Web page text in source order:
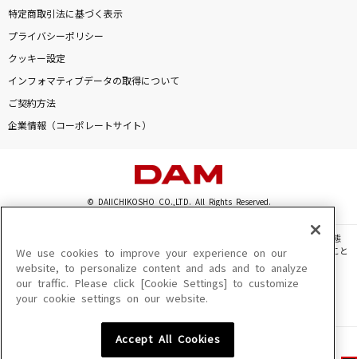
特定商取引法に基づく表示
プライバシーポリシー
クッキー設定
インフォマティブデータの取得について
ご契約方法
企業情報（コーポレートサイト）
© DAIICHIKOSHO CO.,LTD. All Rights Reserved.
このサイトに掲載されている一切の文章・画像・写真・動画・音声等を、手段や形態
を問わず、著作権法の定める範囲を超えて無断で複製、転載、ファイル化などすること
を禁じます。
楽曲及びコンテンツは、機種によりご利用いただけない場合があります。
楽曲及びコンテンツの配信日、配信内容が変更になる場合があります。
We use cookies to improve your experience on our
website, to personalize content and ads and to analyze
our traffic. Please click [Cookie Settings] to customize
your cookie settings on our website.
Accept All Cookies